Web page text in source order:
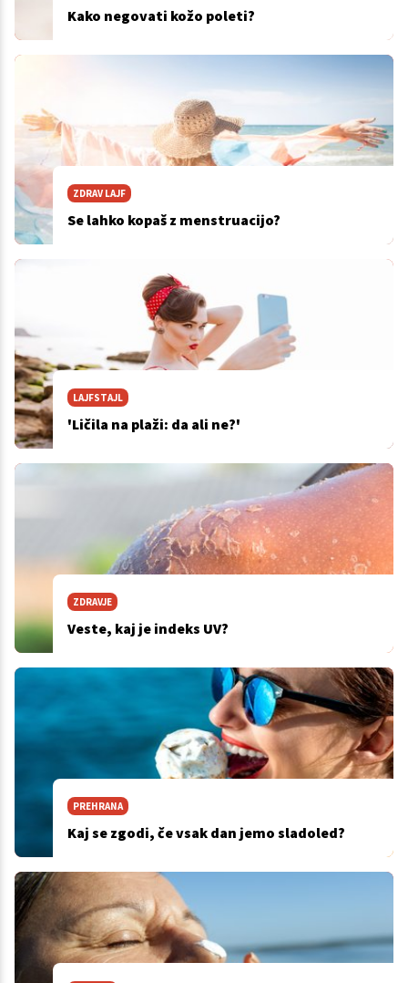
Kako negovati kožo poleti?
ZDRAV LAJF
Se lahko kopaš z menstruacijo?
LAJFSTAJL
'Ličila na plaži: da ali ne?'
ZDRAVJE
Veste, kaj je indeks UV?
PREHRANA
Kaj se zgodi, če vsak dan jemo sladoled?